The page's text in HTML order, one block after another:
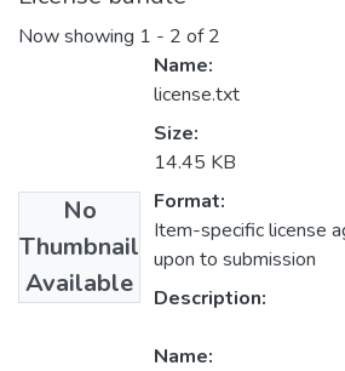
Now showing 1 - 2 of 2
No
Thumbnail
Available
Name:
license.txt
Size:
14.45 KB
Format:
Item-specific license
upon to submission
Description:
Name: